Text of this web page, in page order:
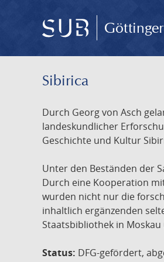
Sibirica
Durch Georg von Asch
landeskundlicher
Geschichte und Kultur
Unter den Beständen der
Durch eine Kooperation
wurden nicht nur die
inhaltlich ergänzenden
Staatsbibliothek in
Status: DFG-gefördert,